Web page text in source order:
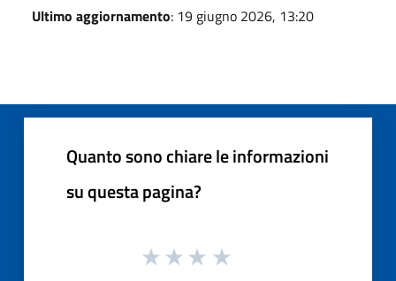
Ultimo aggiornamento: 19 giugno 2026, 13:20
Quanto sono chiare le informazioni
su questa pagina?